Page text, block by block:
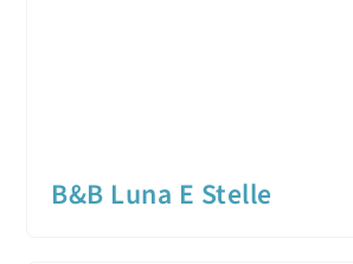
B&B Luna E Stelle